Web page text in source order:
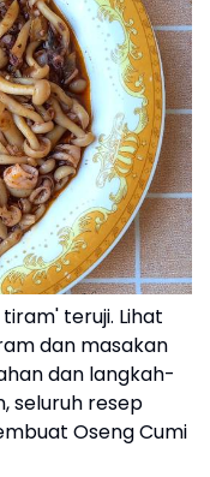
teruji. Lihat
dan masakan
dan langkah-
seluruh resep
Oseng Cumi